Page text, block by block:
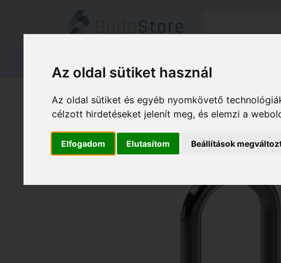
Az oldal sütiket használ
Az oldal sütiket és egyéb nyomkövető
célzott hirdetéseket jelenít meg, és elemzi a
Elfogadom Elutasítom Beállítások
Termékeink HÁZ KERT HOBBY
Basi VHS 612H 40 40 vízvédett hosszú